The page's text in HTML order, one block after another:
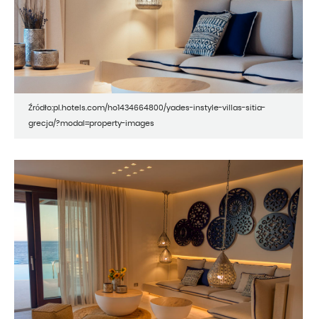
Źródło:pl.hotels.com/ho1434664800/yades-instyle-villas-sitia-
grecja/?modal=property-images